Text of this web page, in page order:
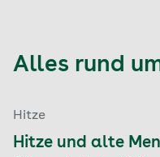
Alles rund
Hitze
Hitze und alte